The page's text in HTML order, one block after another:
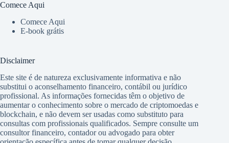
Comece Aqui
Comece Aqui
E-book grátis
Disclaimer
Este site é de natureza exclusivamente informativa e não
substitui o aconselhamento financeiro, contábil ou jurídico
profissional. As informações fornecidas têm o objetivo de
aumentar o conhecimento sobre o mercado de criptomoedas e
blockchain, e não devem ser usadas como substituto para
consultas com profissionais qualificados. Sempre consulte um
consultor financeiro, contador ou advogado para obter